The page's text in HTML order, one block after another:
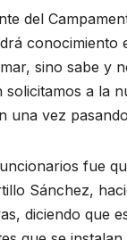
del
sino sabe y
a la
una vez
fue
Sánchez,
diciendo que